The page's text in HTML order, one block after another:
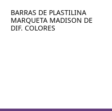
BARRAS DE PLASTILINA
MARQUETA MADISON DE
DIF. COLORES